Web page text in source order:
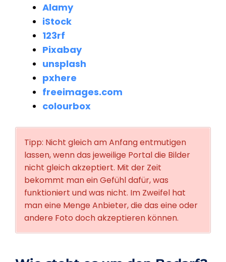
Alamy
iStock
123rf
Pixabay
unsplash
pxhere
freeimages.com
colourbox
Tipp: Nicht gleich am Anfang entmutigen
lassen, wenn das jeweilige Portal die Bilder
nicht gleich akzeptiert. Mit der Zeit
bekommt man ein Gefühl dafür, was
funktioniert und was nicht. Im Zweifel hat
man eine Menge Anbieter, die das eine oder
andere Foto doch akzeptieren können.